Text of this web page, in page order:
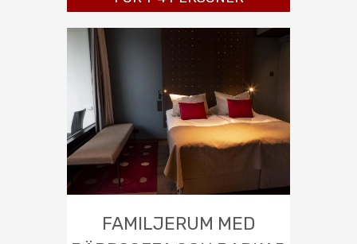
FAMILJERUM MED